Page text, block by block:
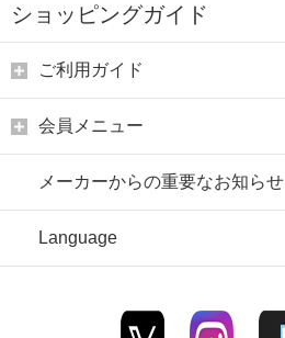
ショッピングガイド
ご利用ガイド
会員メニュー
メーカーからの重要なお知らせ
Language